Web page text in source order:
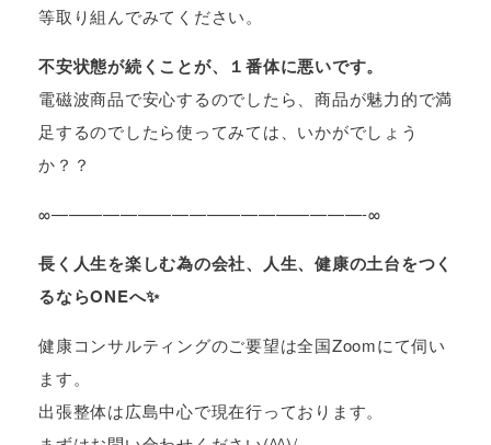
等取り組んでみてください。
不安状態が続くことが、１番体に悪いです。
電磁波商品で安心するのでしたら、商品が魅力的で満
足するのでしたら使ってみては、いかがでしょう
か？？
∞——————————————————-∞
長く人生を楽しむ為の会社、人生、健康の土台をつく
るならONEへ✨
健康コンサルティングのご要望は全国Zoomにて伺い
ます。
出張整体は広島中心で現在行っております。